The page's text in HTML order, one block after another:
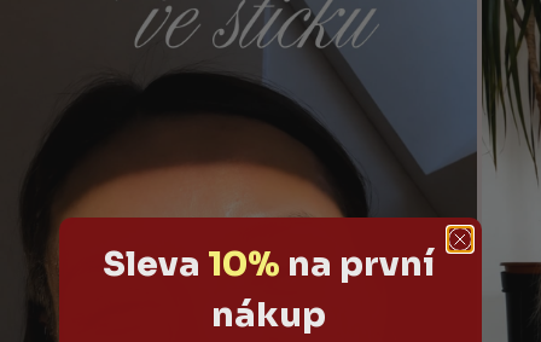
Sleva 10% na první
nákup